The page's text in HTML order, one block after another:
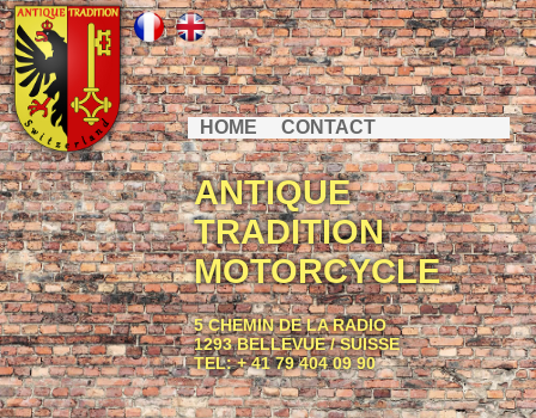
HOME CONTACT
ANTIQUE
TRADITION
MOTORCYCLE
5 CHEMIN DE LA RADIO
1293 BELLEVUE / SUISSE
TEL: + 41 79 404 09 90